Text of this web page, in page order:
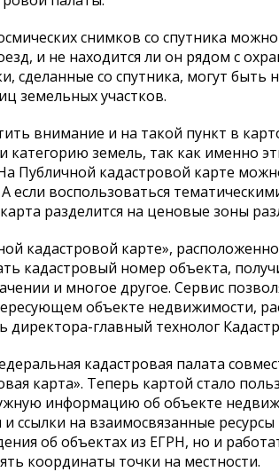
снимков со спутника
и не находится ли он рядом с
сделанные со спутника, могут
земельных участков.
внимание и на такой пункт в
категорию земель, так как
Публичной кадастровой карте
если воспользоваться
разделится на ценовые зоны
кадастровой карте»,
кадастровый номер объекта,
и многое другое. Сервис
объекте недвижимости,
директора-главный технолог
кадастровая палата
карта». Теперь картой стало
информацию об объекте
ссылки на взаимосвязанные
об объектах из ЕГРН, но и
координаты точки на местности.